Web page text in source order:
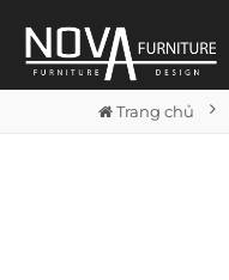
Trang chủ